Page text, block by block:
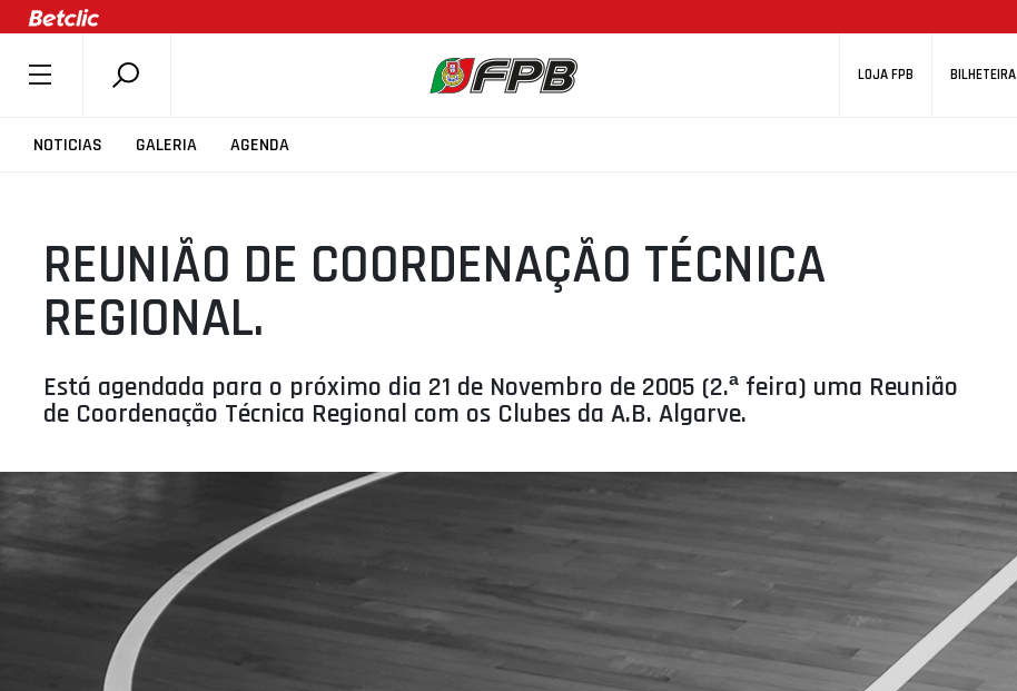
LOJA FPB BILHETEIRA
NOTICIAS GALERIA AGENDA
SOBRE A FPB
COMPETIÇÕES
ASSOCIAÇÕES
CLUBES
AGENTES
AGENDA
MINIBASQUETE
ÁREA TÉCNICA
PROJETOS
REUNIÃO DE COORDENAÇÃO TÉCNICA
REGIONAL.
Está agendada para o próximo dia 21 de Novembro de 2005 (2.ª feira) uma Reunião
de Coordenação Técnica Regional com os Clubes da A.B. Algarve.